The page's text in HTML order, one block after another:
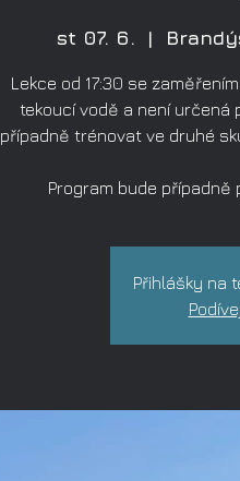
st 07. 6.
  |
Lekce od 17:30 se
tekoucí vodě a není určená
případně trénovat ve druhé
Program bude
Přihlášky na